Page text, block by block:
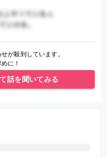
が殺到しています。
に！
話を聞いてみる